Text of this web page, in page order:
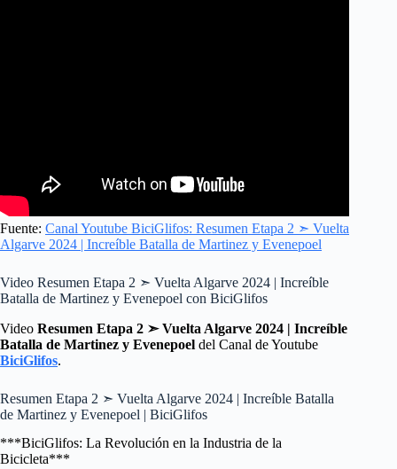
Fuente: Canal Youtube BiciGlifos: Resumen Etapa 2 ➣ Vuelta
Algarve 2024 | Increíble Batalla de Martinez y Evenepoel
Video Resumen Etapa 2 ➣ Vuelta Algarve 2024 | Increíble
Batalla de Martinez y Evenepoel con BiciGlifos
Video Resumen Etapa 2 ➣ Vuelta Algarve 2024 | Increíble
Batalla de Martinez y Evenepoel del Canal de Youtube
BiciGlifos.
Resumen Etapa 2 ➣ Vuelta Algarve 2024 | Increíble Batalla
de Martinez y Evenepoel | BiciGlifos
***BiciGlifos: La Revolución en la Industria de la
Bicicleta***